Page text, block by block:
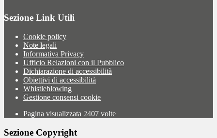
Sezione Link Utili
Cookie policy
Note legali
Informativa Privacy
Ufficio Relazioni con il Pubblico
Dichiarazione di accessibilità
Obiettivi di accessibilità
Whistleblowing
Gestione consensi cookie
Pagina visualizzata 2407 volte
Sezione Copyright